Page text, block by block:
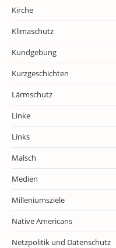
Kirche
Klimaschutz
Kundgebung
Kurzgeschichten
Lärmschutz
Linke
Links
Malsch
Medien
Milleniumsziele
Native Americans
Netzpolitik und Datenschutz